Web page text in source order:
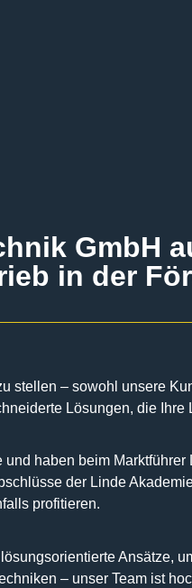
GmbH
in der
stellen – sowohl unsere
Lösungen, die
haben beim
der Linde
profitieren.
Ansätze,
– unser Team ist